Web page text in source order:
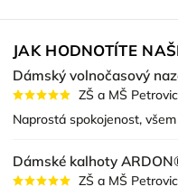
JAK HODNOTÍTE
Dámský volnočasový
ZŠ a MŠ
Naprostá spokojenost,
Dámské kalhoty
ZŠ a MŠ